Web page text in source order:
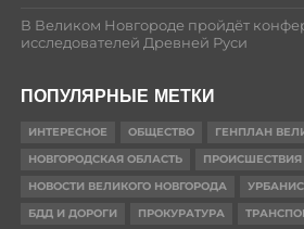
В Великом Новгороде пройдёт
исследователей Древней Руси
ПОПУЛЯРНЫЕ МЕТКИ
ИНТЕРЕСНОЕ ОБЩЕСТВО
ГЕНПЛАН
НОВГОРОДСКАЯ ОБЛАСТЬ
ПРОИСШЕСТВИЯ
НОВОСТИ ВЕЛИКОГО НОВГОРОДА
БДД И ДОРОГИ
ПРОКУРАТУРА